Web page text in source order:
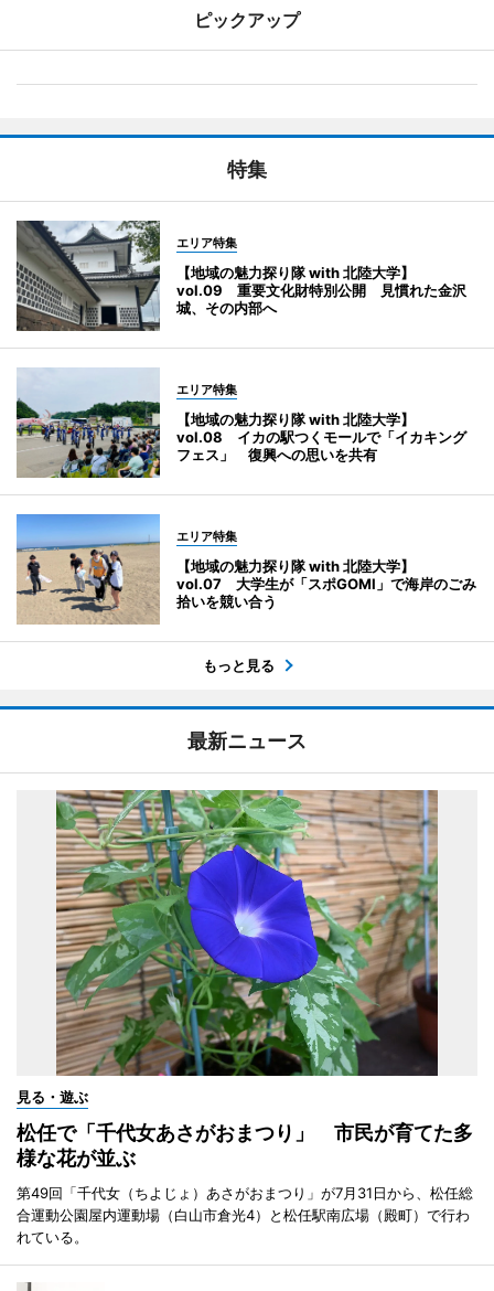
ピックアップ
特集
エリア特集
【地域の魅力探り隊 with 北陸大学】
vol.09 重要文化財特別公開 見慣れた金沢
城、その内部へ
エリア特集
【地域の魅力探り隊 with 北陸大学】
vol.08 イカの駅つくモールで「イカキング
フェス」 復興への思いを共有
エリア特集
【地域の魅力探り隊 with 北陸大学】
vol.07 大学生が「スポGOMI」で海岸のごみ
拾いを競い合う
もっと見る
最新ニュース
見る・遊ぶ
松任で「千代女あさがおまつり」 市民が育てた多
様な花が並ぶ
第49回「千代女（ちよじょ）あさがおまつり」が7月31日から、松任総
合運動公園屋内運動場（白山市倉光4）と松任駅南広場（殿町）で行わ
れている。